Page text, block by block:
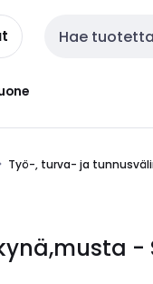
Haku
Työ-, turva- ja
-